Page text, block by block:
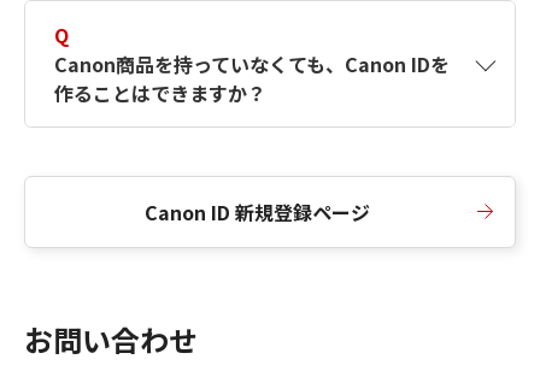
Q
Canon商品を持っていなくても、Canon IDを
作ることはできますか？
Canon ID 新規登録ページ
お問い合わせ